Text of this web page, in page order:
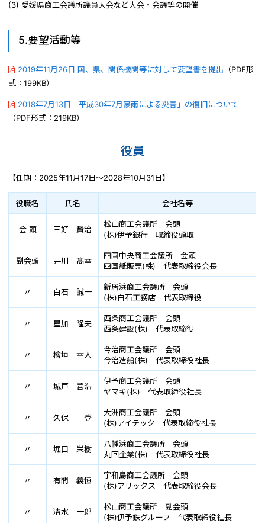
(3) 愛媛県商工会議所議員大会など大会・会議等の開催
5.要望活動等
2019年11月26日 国、県、関係機関等に対して要望書を提出 （PDF形
式：199KB）
2018年7月13日「平成30年7月豪雨による災害」の復旧について
（PDF形式：219KB）
役員
【任期：2025年11月17日～2028年10月31日】
役職名 氏名 会社名等
会 頭 三好 賢治
松山商工会議所 会頭
(株)伊予銀行 取締役頭取
副会頭 井川 髙幸
四国中央商工会議所 会頭
四国紙販売(株) 代表取締役会長
〃 白石 誠一
新居浜商工会議所 会頭
(株)白石工務店 代表取締役
〃 星加 隆夫
西条商工会議所 会頭
西条建設(株) 代表取締役
〃 檜垣 幸人
今治商工会議所 会頭
今治造船(株) 代表取締役社長
〃 城戸 善浩
伊予商工会議所 会頭
ヤマキ(株) 代表取締役社長
〃 久保 登
大洲商工会議所 会頭
(株)アイテック 代表取締役社長
〃 堀口 栄樹
八幡浜商工会議所 会頭
丸回企業(株) 代表取締役社長
〃 有間 義恒
宇和島商工会議所 会頭
(株)アリックス 代表取締役会長
〃 清水 一郎
松山商工会議所 副会頭
(株)伊予鉄グループ 代表取締役社長